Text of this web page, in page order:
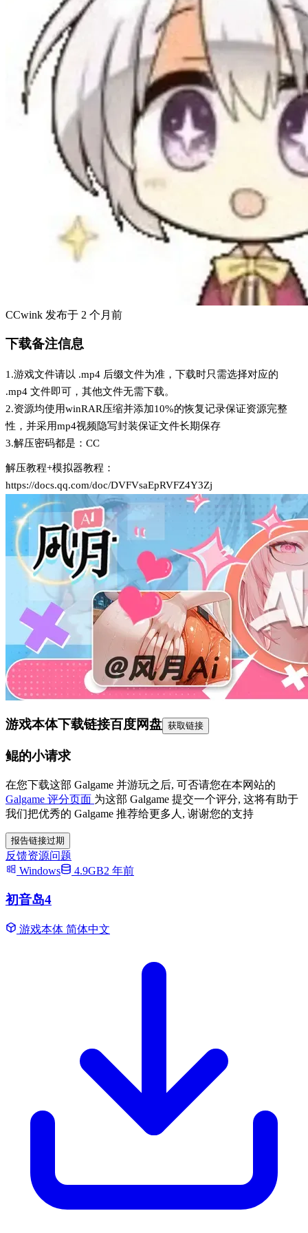
CCwink 发布于 2 个月前
下载备注信息
1.游戏文件请以 .mp4 后缀文件为准，下载时只需选择对应的
.mp4 文件即可，其他文件无需下载。
2.资源均使用winRAR压缩并添加10%的恢复记录保证资源完整
性，并采用mp4视频隐写封装保证文件长期保存
3.解压密码都是：CC
解压教程+模拟器教程：
https://docs.qq.com/doc/DVFVsaEpRVFZ4Y3Zj
游戏本体下载链接百度网盘 获取链接
鲲的小请求
在您下载这部 Galgame 并游玩之后, 可否请您在本网站的
Galgame 评分页面 为这部 Galgame 提交一个评分, 这将有助于
我们把优秀的 Galgame 推荐给更多人, 谢谢您的支持
报告链接过期
反馈资源问题
Windows
4.9GB2 年前
初音岛4
游戏本体 简体中文